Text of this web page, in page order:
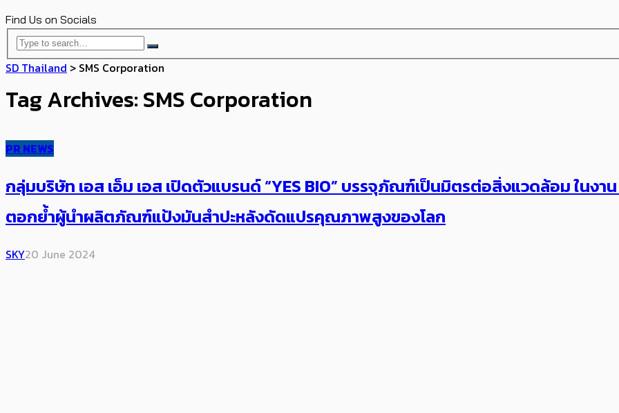
Find Us on Socials
SD Thailand > SMS Corporation
Tag Archives: SMS Corporation
PR NEWS
กลุ่มบริษัท เอส เอ็ม เอส เปิดตัวแบรนด์ “YES BIO” บรรจุภัณฑ์เป็นมิตรต่อสิ่งแวดล้อม ในงา
ตอกย้ำผู้นำผลิตภัณฑ์แป้งมันสำปะหลังดัดแปรคุณภาพสูงของโลก
SKY20 June 2024